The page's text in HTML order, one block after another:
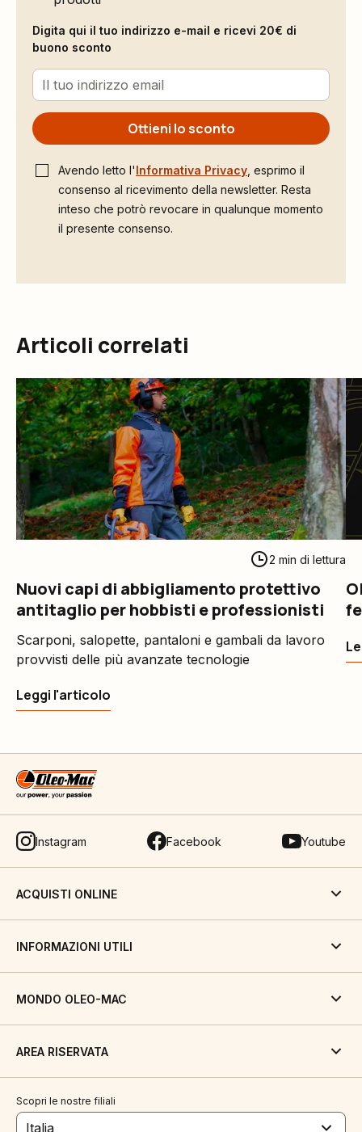
Digita qui il tuo indirizzo e-mail e ricevi 20€ di
buono sconto
Ottieni lo sconto
Avendo letto l'Informativa Privacy , esprimo il
consenso al ricevimento della newsletter. Resta
inteso che potrò revocare in qualunque momento
il presente consenso.
Articoli correlati
2 min di lettura
Nuovi capi di abbigliamento protettivo
antitaglio per hobbisti e professionisti
Scarponi, salopette, pantaloni e gambali da lavoro
provvisti delle più avanzate tecnologie
Leggi l'articolo
Instagram Facebook Youtube
ACQUISTI ONLINE
INFORMAZIONI UTILI
MONDO OLEO-MAC
AREA RISERVATA
Scopri le nostre filiali
Italia